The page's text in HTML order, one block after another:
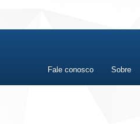
Fale conosco Sobre